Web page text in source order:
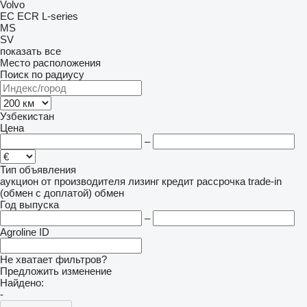
Volvo
EC ECR L-series
MS
SV
показать все
Место расположения
Поиск по радиусу
Узбекистан
Цена
–
Тип объявления
аукцион от производителя лизинг кредит рассрочка trade-in
(обмен с доплатой) обмен
Год выпуска
–
Agroline ID
Не хватает фильтров?
Предложить изменение
Найдено:
-